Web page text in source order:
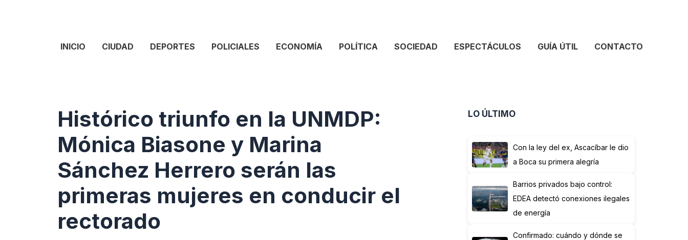
INICIO CIUDAD DEPORTES POLICIALES ECONOMÍA POLÍTICA SOCIEDAD ESPECTÁCULOS GUÍA ÚTIL CONTACTO
Histórico triunfo en la UNMDP:
Mónica Biasone y Marina
Sánchez Herrero serán las
primeras mujeres en conducir el
rectorado
LO ÚLTIMO
Con la ley del ex, Ascacíbar le dio
a Boca su primera alegría
Barrios privados bajo control:
EDEA detectó conexiones ilegales
de energía
Confirmado: cuándo y dónde se